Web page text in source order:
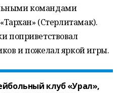
командами
(Стерлитамак).
поприветствовал
и пожелал яркой игры.
клуб «Урал»,